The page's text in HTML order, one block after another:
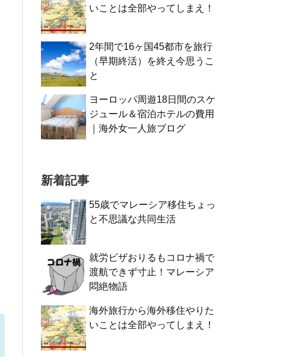
いことは全部やってしまえ！
2年間で16ヶ国45都市を旅行
（早期終活）を終え今思うこ
と
ヨーロッパ周遊18日間のスケ
ジュール＆宿泊ホテルの費用
｜海外女一人旅ブログ
新着記事
55歳でマレーシア移住ちょっ
と不思議な共同生活
就労ビザおりるもコロナ禍で
渡航できず寸止！マレーシア
悶絶物語
海外旅行から海外移住やりた
いことは全部やってしまえ！